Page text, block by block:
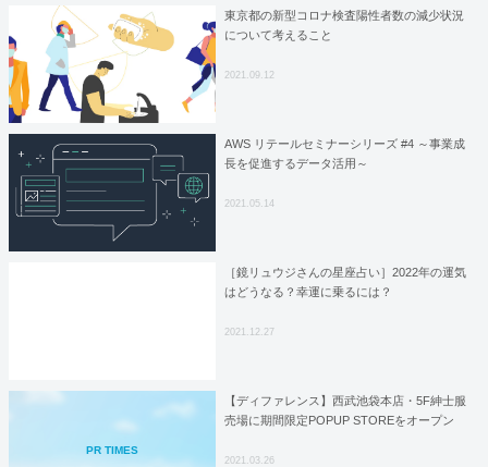
東京都の新型コロナ検査陽性者数の減少状況
について考えること
2021.09.12
AWS リテールセミナーシリーズ #4 ～事業成
長を促進するデータ活用～
2021.05.14
［鏡リュウジさんの星座占い］2022年の運気
はどうなる？幸運に乗るには？
2021.12.27
PR TIMES
【ディファレンス】西武池袋本店・5F紳士服
売場に期間限定POPUP STOREをオープン
2021.03.26